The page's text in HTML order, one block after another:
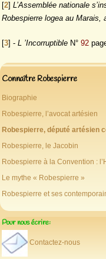
[2] L’Assemblée nationale
Robespierre logea au Marais,
[3] - L ’Incorruptible N° 92
Connaître Robespierre
Biographie
Robespierre, l’avocat artésien
Robespierre, député artésien
Robespierre, le Jacobin
Robespierre à la Convention :
Le mythe « Robespierre »
Robespierre et ses
Pour nous écrire:
Contactez-nous